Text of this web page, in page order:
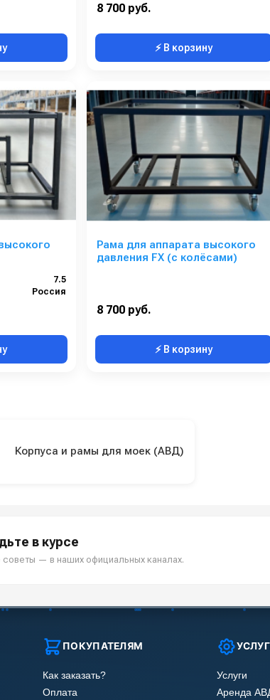
8 700 руб.
⚡ В корзину
7.5
Россия
Рама для аппарата высокого
давления FX (с колёсами)
8 700 руб.
⚡ В корзину
Корпуса и рамы для моек (АВД)
в курсе
— в наших официальных каналах.
ПОКУПАТЕЛЯМ
Как заказать?
Оплата
Услуги
Аренда